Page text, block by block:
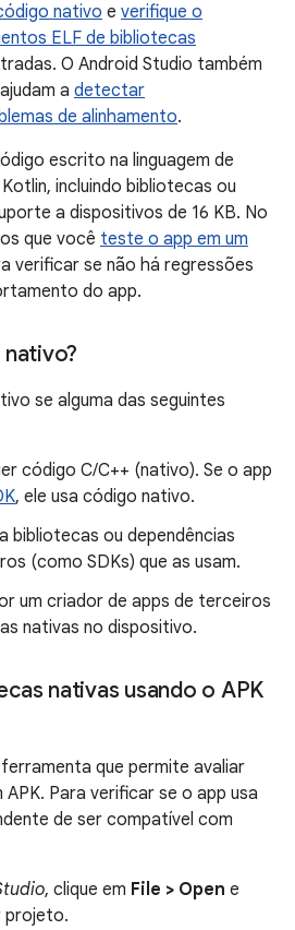
nativo e verifique o
ELF de bibliotecas
O Android Studio também
a detectar
de alinhamento.
escrito na linguagem de
incluindo bibliotecas ou
a dispositivos de 16 KB. No
que você teste o app em um
verificar se não há regressões
do app.
se alguma das seguintes
código C/C++ (nativo). Se o app
, ele usa código nativo.
bibliotecas ou dependências
(como SDKs) que as usam.
um criador de apps de terceiros
nativas no dispositivo.
nativas usando o APK
que permite avaliar
Para verificar se o app usa
de ser compatível com
, clique em File > Open e
projeto.